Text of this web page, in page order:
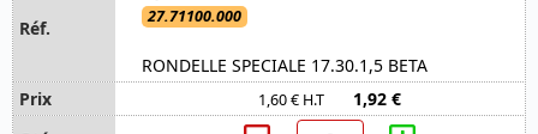
27.71100.000
RONDELLE SPECIALE 17.30.1,5 BETA
1,60 € H.T 1,92 €